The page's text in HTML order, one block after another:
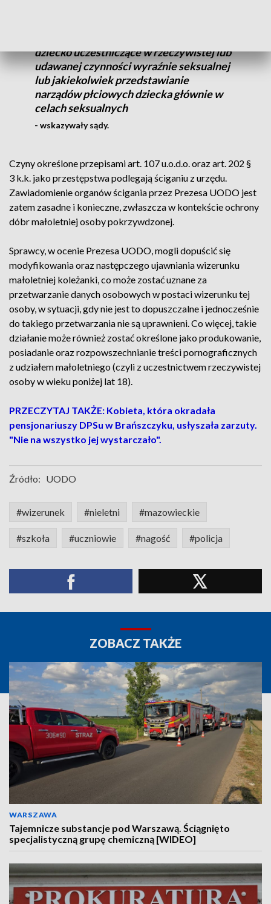
dziecko uczestniczące w rzeczywistej lub
udawanej czynności wyraźnie seksualnej
lub jakiekolwiek przedstawianie
narządów płciowych dziecka głównie w
celach seksualnych
- wskazywały sądy.
Czyny określone przepisami art. 107 u.o.d.o. oraz art. 202 §
3 k.k. jako przestępstwa podlegają ściganiu z urzędu.
Zawiadomienie organów ścigania przez Prezesa UODO jest
zatem zasadne i konieczne, zwłaszcza w kontekście ochrony
dóbr małoletniej osoby pokrzywdzonej.
Sprawcy, w ocenie Prezesa UODO, mogli dopuścić się
modyfikowania oraz następczego ujawniania wizerunku
małoletniej koleżanki, co może zostać uznane za
przetwarzanie danych osobowych w postaci wizerunku tej
osoby, w sytuacji, gdy nie jest to dopuszczalne i jednocześnie
do takiego przetwarzania nie są uprawnieni. Co więcej, takie
działanie może również zostać określone jako produkowanie,
posiadanie oraz rozpowszechnianie treści pornograficznych
z udziałem małoletniego (czyli z uczestnictwem rzeczywistej
osoby w wieku poniżej lat 18).
PRZECZYTAJ TAKŻE: Kobieta, która okradała
pensjonariuszy DPSu w Brańszczyku, usłyszała zarzuty.
"Nie na wszystko jej wystarczało".
Źródło: UODO
#wizerunek #nieletni #mazowieckie
#szkoła #uczniowie #nagość #policja
ZOBACZ TAKŻE
WARSZAWA
Tajemnicze substancje pod Warszawą. Ściągnięto
specjalistyczną grupę chemiczną [WIDEO]